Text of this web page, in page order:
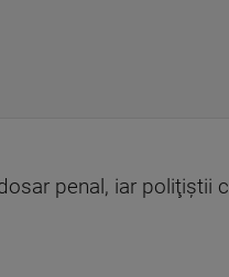
penal, iar poliţiştii